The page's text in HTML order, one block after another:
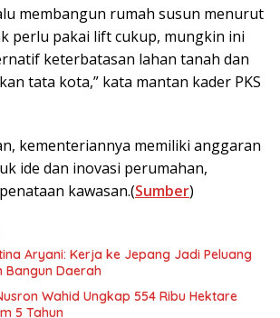
membangun rumah susun menurut
perlu pakai lift cukup, mungkin ini
keterbatasan lahan tanah dan
tata kota,” kata mantan kader PKS
kementeriannya memiliki anggaran
ide dan inovasi perumahan,
kawasan.(Sumber)
Aryani: Kerja ke Jepang Jadi Peluang
Bangun Daerah
Wahid Ungkap 554 Ribu Hektare
5 Tahun